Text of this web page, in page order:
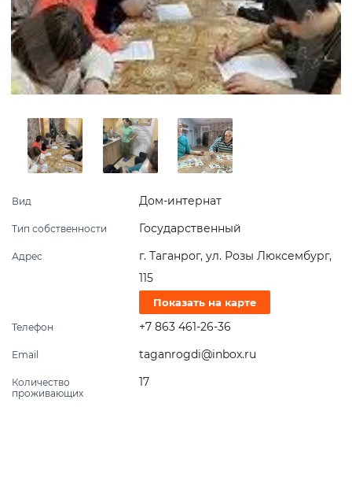
Вид Дом-интернат
Тип собственности Государственный
Адрес
г. Таганрог, ул. Розы Люксембург,
115
Показать на карте
Телефон +7 863 461-26-36
Email taganrogdi@inbox.ru
Количество
проживающих
17